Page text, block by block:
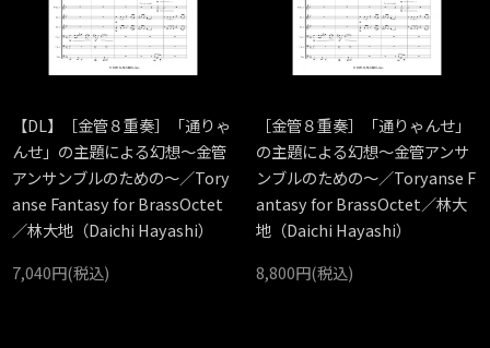
【DL】［金管８重奏］「通りゃ
んせ」の主題による幻想～金管
アンサンブルのための～／Tory
anse Fantasy for BrassOctet
／林大地（Daichi Hayashi）
7,040円(税込)
［金管８重奏］「通りゃんせ」
の主題による幻想～金管アンサ
ンブルのための～／Toryanse F
antasy for BrassOctet／林大
地（Daichi Hayashi）
8,800円(税込)